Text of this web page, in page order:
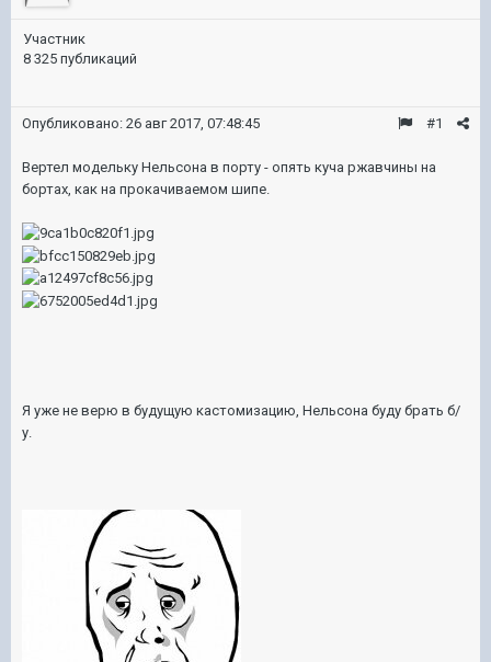
Участник
8 325 публикаций
#1
Опубликовано: 26 авг 2017, 07:48:45
Вертел модельку Нельсона в порту - опять куча ржавчины на
бортах, как на прокачиваемом шипе.
Я уже не верю в будущую кастомизацию, Нельсона буду брать б/
у.